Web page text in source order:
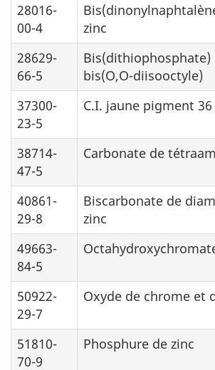
28016-
00-4
zinc
28629-
66-5
Bis(dithiophosphate)
bis(O,O-diisooctyle)
37300-
23-5
C.I. jaune pigment 36
38714-
47-5
Carbonate de
40861-
29-8
Biscarbonate de
zinc
49663-
84-5
50922-
29-7
Oxyde de chrome et
51810-
70-9
Phosphure de zinc